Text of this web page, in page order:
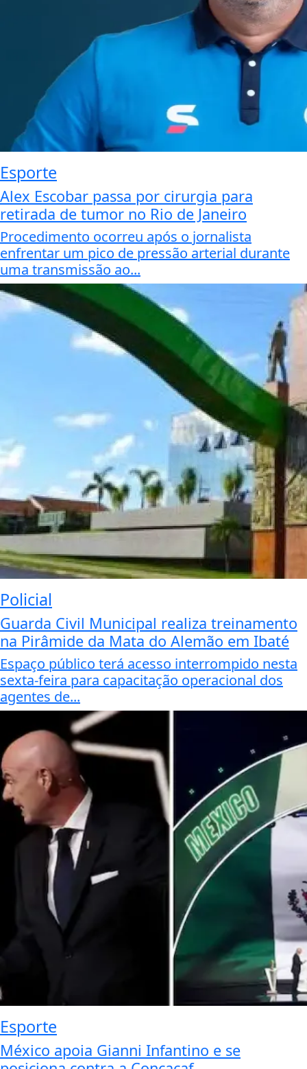
Esporte
Alex Escobar passa por cirurgia para
retirada de tumor no Rio de Janeiro
Procedimento ocorreu após o jornalista
enfrentar um pico de pressão arterial durante
uma transmissão ao...
Policial
Guarda Civil Municipal realiza treinamento
na Pirâmide da Mata do Alemão em Ibaté
Espaço público terá acesso interrompido nesta
sexta-feira para capacitação operacional dos
agentes de...
Esporte
México apoia Gianni Infantino e se